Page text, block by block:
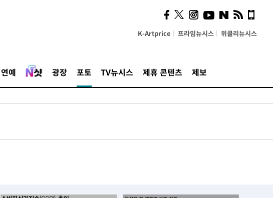
K-Artprice 프라임뉴시스 위클리뉴시스
연예 광장 포토 TV뉴시스 제휴 콘텐츠 제보